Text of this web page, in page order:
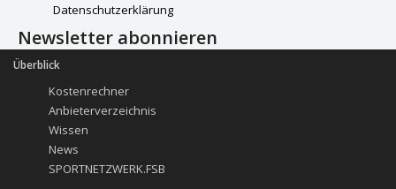
Datenschutzerklärung
Newsletter abonnieren
Überblick
Kostenrechner
Anbieterverzeichnis
Wissen
News
SPORTNETZWERK.FSB